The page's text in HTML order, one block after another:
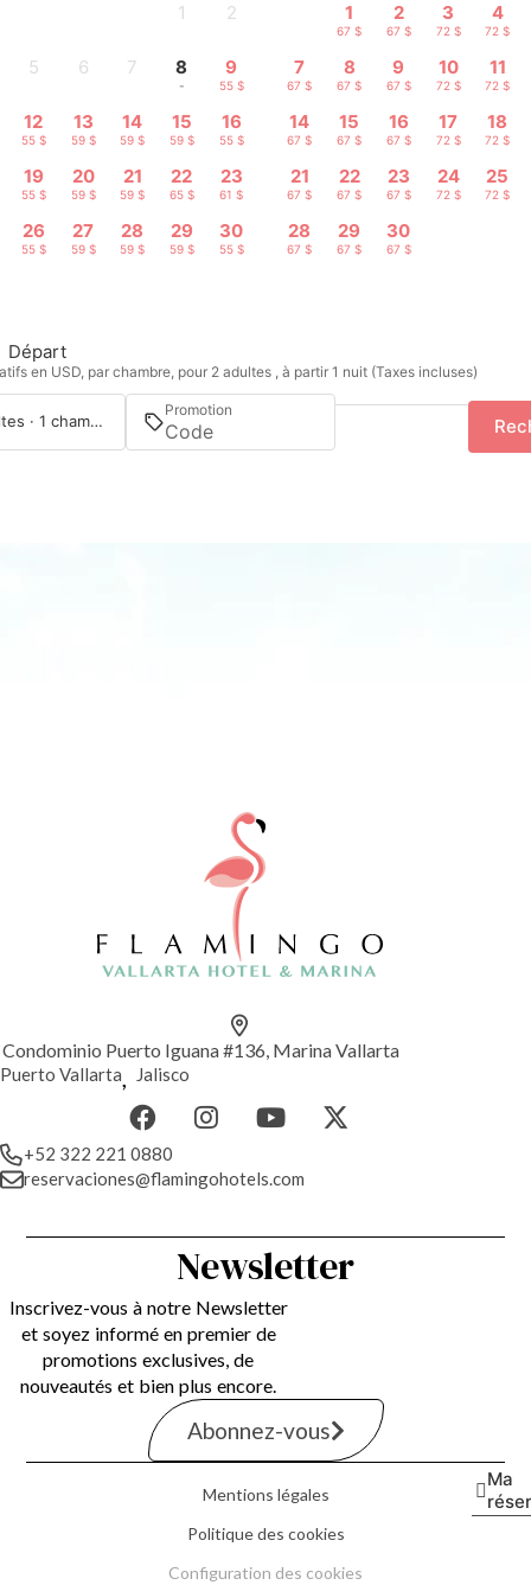
1 2
5 6 7 8
-
9
55 $
12
55 $
13
59 $
14
59 $
15
59 $
16
55 $
19
55 $
20
59 $
21
59 $
22
65 $
23
61 $
26
55 $
27
59 $
28
59 $
29
59 $
30
55 $
1
67 $
2
67 $
3
72 $
4
72 $
7
67 $
8
67 $
9
67 $
10
72 $
11
72 $
14
67 $
15
67 $
16
67 $
17
72 $
18
72 $
21
67 $
22
67 $
23
67 $
24
72 $
25
72 $
28
67 $
29
67 $
30
67 $
Départ
en USD, par chambre, pour 2 adultes , à partir 1 nuit (Taxes incluses)
2 adultes · 1 chambre
Promotion
Condominio Puerto Iguana #136, Marina Vallarta
Puerto Vallarta, Jalisco
+52 322 221 0880
reservaciones@flamingohotels.com
Newsletter
Inscrivez-vous à notre Newsletter
et soyez informé en premier de
promotions exclusives, de
nouveautés et bien plus encore.
Abonnez-vous
Mentions légales
Politique des cookies
Configuration des cookies
Ma